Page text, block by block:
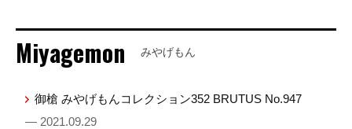
Miyagemon みやげもん
御槍 みやげもんコレクション352 BRUTUS No.947
— 2021.09.29